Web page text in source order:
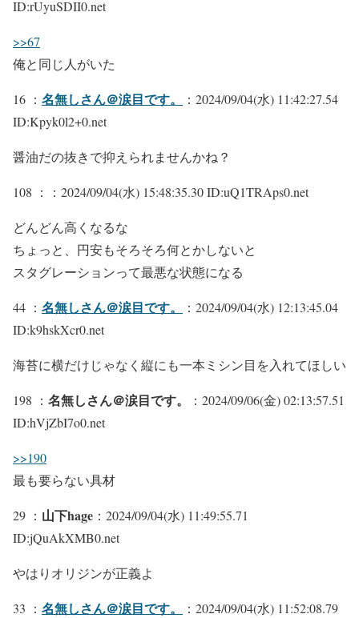
ID:rUyuSDII0.net
>>67
俺と同じ人がいた
16 ： 名無しさん＠涙目です。
：2024/09/04(水) 11:42:27.54
ID:Kpyk0l2+0.net
醤油だの抜きで抑えられませんかね？
108 ： ：2024/09/04(水) 15:48:35.30 ID:uQ1TRAps0.net
どんどん高くなるな
ちょっと、円安もそろそろ何とかしないと
スタグレーションって最悪な状態になる
44 ： 名無しさん＠涙目です。
：2024/09/04(水) 12:13:45.04
ID:k9hskXcr0.net
海苔に横だけじゃなく縦にも一本ミシン目を入れてほしい
198 ： 名無しさん＠涙目です。
：2024/09/06(金) 02:13:57.51
ID:hVjZbI7o0.net
>>190
最も要らない具材
29 ： 山下hage ：2024/09/04(水) 11:49:55.71
ID:jQuAkXMB0.net
やはりオリジンが正義よ
33 ： 名無しさん＠涙目です。
：2024/09/04(水) 11:52:08.79